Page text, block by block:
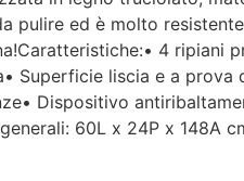
pulire ed è molto
4 ripiani
Superficie liscia e a prova
Dispositivo
60L x 24P x 148A